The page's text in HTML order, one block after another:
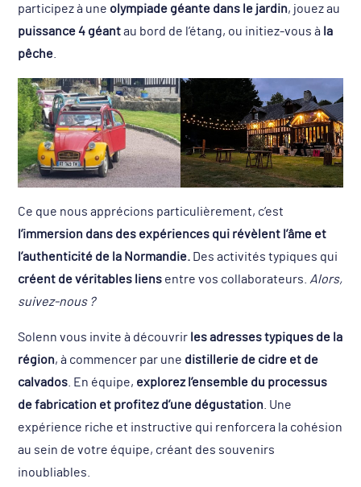
participez à une olympiade géante dans le jardin, jouez au
puissance 4 géantau bord de l’étang, ou initiez-vous à la
pêche
Ce que nous apprécions particulièrement, c’est
l’immersion dans des expériences qui révèlent l’âme et
l’authenticité de la Normandie. Des activités typiques qui
créent de véritables liens entre vos collaborateurs. Alors,
suivez-nous ?
Solenn vous invite à découvrir les adresses typiques de la
région, à commencer par une distillerie de cidre et de
calvados . En équipe, explorez l’ensemble du processus
de fabrication et profitez d’une dégustation . Une
expérience riche et instructive qui renforcera la cohésion
au sein de votre équipe, créant des souvenirs
inoubliables.